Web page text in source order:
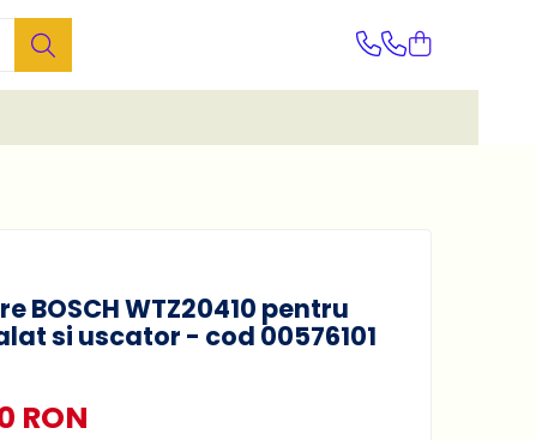
BOSCH WTZ20410 pentru
si uscator - cod 00576101
RON